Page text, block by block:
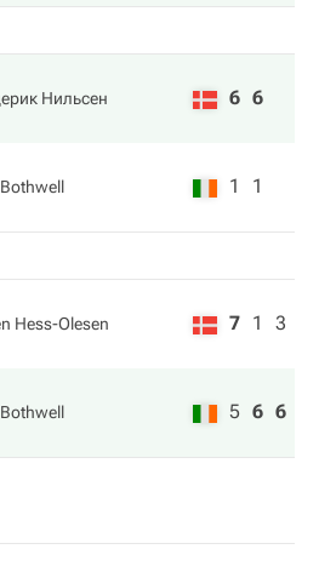
Нильсен 6 6
1 1
Hess-Olesen 7 1 3
5 6 6